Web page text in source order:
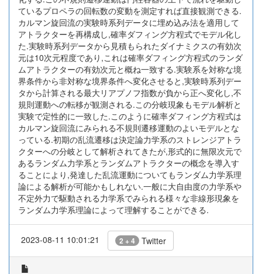
ているプロペラの回転数の変動を測定すれば直接観測できる.
カルマン旋回流の実験時系列データに埋め込み法を適用して
アトラクターを再構成し,確率ダフィング方程式でモデル化し
た.実験時系列データから見積もられたダイナミクスの有効次
元は10次元程度であり,これは確率ダフィング方程式のランダ
ムアトラクターの有効次元と概ね一致する.実験系を対称な境
界条件から非対称な境界条件へ変化させると,実験時系列デー
タから計算される最大リアプノフ指数が負から正へ変化し,不
規則運動への転移が観測される.この分岐現象もモデル解析と
実験で定性的に一致した.このように確率ダフィング方程式は
カルマン旋回流にみられる不規則遷移運動のよいモデルとな
っている.初期の乱流遷移は決定論力学系のストレンジアトラ
クターへの分岐として解析されてきたが,形式的に無限次元で
あるランダム力学系とランダムアトラクターの概念を導入す
ることにより,発達した乱流運動についてもランダム力学系理
論による解析が可能かもしれない.一般に大自由度の力学系や
不定外力で駆動される力学系でみられる様々な非線形現象を
ランダム力学系理論によって理解することができる.
2023-08-11 10:01:21 2 + 4 Twitter